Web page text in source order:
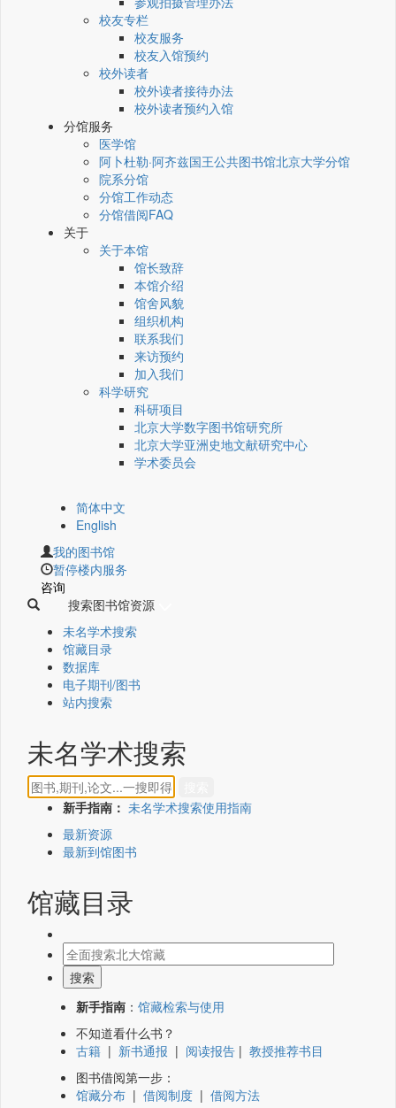
校友专栏
校友服务
校友入馆预约
校外读者
校外读者接待办法
校外读者预约入馆
分馆服务
医学馆
阿卜杜勒·阿齐兹国王公共图书馆北京大学分馆
院系分馆
分馆工作动态
分馆借阅FAQ
关于
关于本馆
馆长致辞
本馆介绍
馆舍风貌
组织机构
联系我们
来访预约
加入我们
科学研究
科研项目
北京大学数字图书馆研究所
北京大学亚洲史地文献研究中心
学术委员会
简体中文
English
我的图书馆
暂停楼内服务
咨询
搜索图书馆资源
未名学术搜索
馆藏目录
数据库
电子期刊/图书
站内搜索
未名学术搜索
新手指南： 未名学术搜索使用指南
最新资源
最新到馆图书
馆藏目录
新手指南 ： 馆藏检索与使用
不知道看什么书？
古籍 | 新书通报 | 阅读报告 | 教授推荐书目
图书借阅第一步：
馆藏分布 | 借阅制度 | 借阅方法